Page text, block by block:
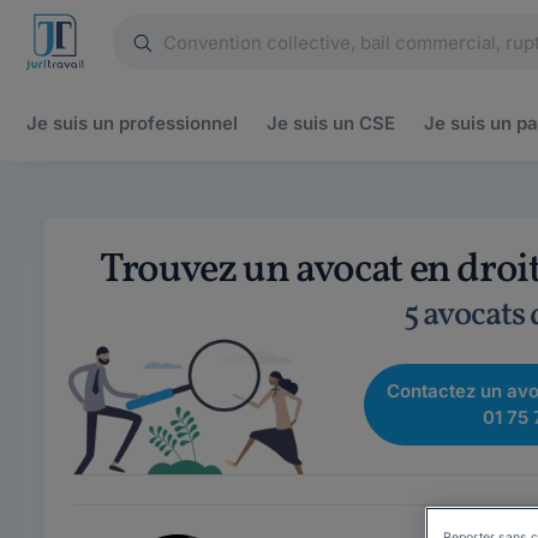
Je suis un professionnel Je suis un CSE Je suis un
Trouvez un avocat en
5
Contactez un
01 75